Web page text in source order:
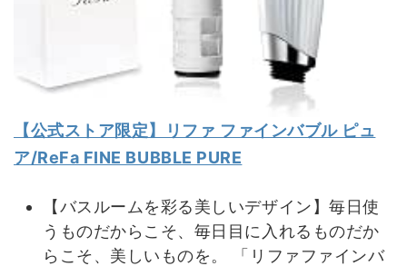
【公式ストア限定】リファ ファインバブル ピュ
ア/ReFa FINE BUBBLE PURE
【バスルームを彩る美しいデザイン】毎日使
うものだからこそ、毎日目に入れるものだか
らこそ、美しいものを。 「リファファインバ